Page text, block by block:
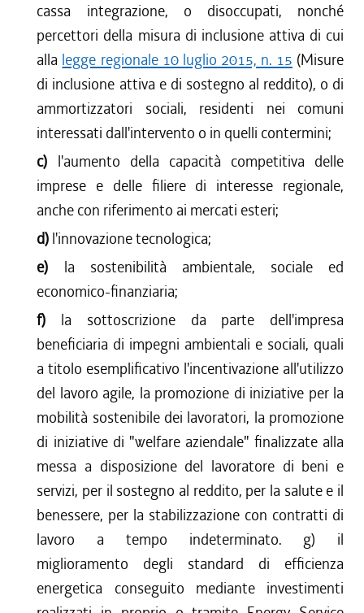
cassa integrazione, o disoccupati, nonché
percettori della misura di inclusione attiva di cui
alla legge regionale 10 luglio 2015, n. 15 (Misure
di inclusione attiva e di sostegno al reddito), o di
ammortizzatori sociali, residenti nei comuni
interessati dall'intervento o in quelli contermini;
c) l'aumento della capacità competitiva delle
imprese e delle filiere di interesse regionale,
anche con riferimento ai mercati esteri;
d) l'innovazione tecnologica;
e) la sostenibilità ambientale, sociale ed
economico-finanziaria;
f) la sottoscrizione da parte dell'impresa
beneficiaria di impegni ambientali e sociali, quali
a titolo esemplificativo l'incentivazione all'utilizzo
del lavoro agile, la promozione di iniziative per la
mobilità sostenibile dei lavoratori, la promozione
di iniziative di "welfare aziendale" finalizzate alla
messa a disposizione del lavoratore di beni e
servizi, per il sostegno al reddito, per la salute e il
benessere, per la stabilizzazione con contratti di
lavoro a tempo indeterminato. g) il
miglioramento degli standard di efficienza
energetica conseguito mediante investimenti